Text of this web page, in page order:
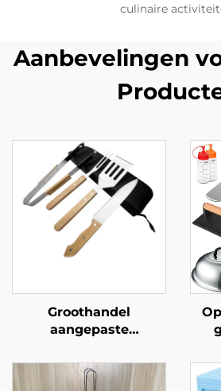
culinaire
Aanbevelingen
Groothandel
aangepaste
voor gebruik met
houtskool, geschikt